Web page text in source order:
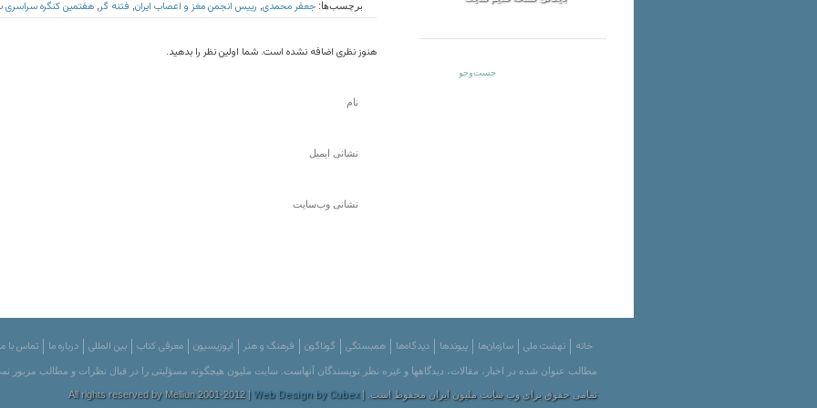
برچسب‌ها: جعفر محمدی رییس انجمن مغز و اعصاب ایران فتنه گر هفتمین کنگره
هنوز نظری اضافه نشده است. شما اولین نظر را بدهید.
تماس با ما درباره ما بین المللی معرفی کتاب اپوزیسیون فرهنگ و هنر گوناگون همبستگی دیدگاه‌ها پیوندها سازمان‌ها نهضت ملی خانه
مطالب عنوان شده در اخبار، مقالات، دیدگاهها و غیره نظر نویسندگان آنهاست. سایت ملیون هیچگونه مسؤلیتی را در قبال نظرات و مطالب مزبور
تمامی حقوق برای وب سایت ملیون ایران محفوظ است. | All rights reserved by Melliun 2001-2012 |Web Design by Cubex